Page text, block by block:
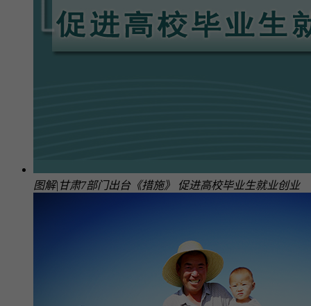
图解|甘肃7部门出台《措施》 促进高校毕业生就业创业